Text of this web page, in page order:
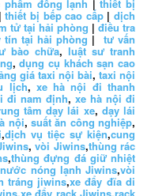
phẩm đông lạnh |thiết bị
thiết bị bếp cao cấp|dịch
tử tại hải phòng | điều tra
tín tại hải phòng | tư vấn
bào chữa, luật sư tranh
,dụng cụ khách sạn cao
giá taxi nội bài, taxi nội
lịch, xe hà nội đi thanh
đi nam định,xe hà nội đi
tâm dạy lái xe, dạy lái
nội,suất ăn công nghiệp,
,dịch vụ tiệc sự kiện,cung
, vòi Jiwins,thùng rác
,thùng đựng đá giữ nhiệt
nóng lạnh Jiwins,vòi
tráng jiwins,xe đẩy đĩa di